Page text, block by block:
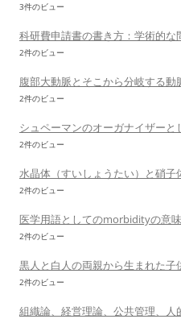
3件のビュー
科研費申請書の書き方：学術的な
2件のビュー
腹部大動脈とそこから分岐する動
2件のビュー
シュペーマンのオーガナイザー
2件のビュー
水晶体（すいしょうたい）と硝
2件のビュー
医学用語としてのmorbidityの意味
2件のビュー
黒人と白人の両親から生まれた子
2件のビュー
組織論、経営理論、公共管理、